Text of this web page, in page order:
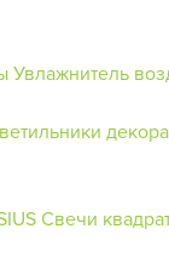
Увлажнитель
Свечи